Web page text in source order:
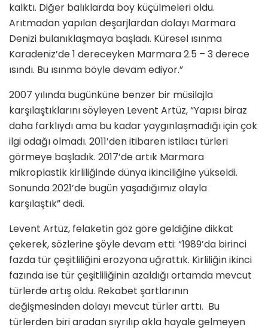
kalktı. Diğer balıklarda boy küçülmeleri oldu.
Arıtmadan yapılan deşarjlardan dolayı Marmara
Denizi bulanıklaşmaya başladı. Küresel ısınma
Karadeniz’de 1 dereceyken Marmara 2.5 – 3 derece
ısındı. Bu ısınma böyle devam ediyor.”
2007 yılında bugünküne benzer bir müsilajla
karşılaştıklarını söyleyen Levent Artüz, “Yapısı biraz
daha farklıydı ama bu kadar yaygınlaşmadığı için çok
ilgi odağı olmadı. 2011’den itibaren istilacı türleri
görmeye başladık. 2017’de artık Marmara
mikroplastik kirliliğinde dünya ikinciliğine yükseldi.
Sonunda 2021’de bugün yaşadığımız olayla
karşılaştık” dedi.
Levent Artüz, felaketin göz göre geldiğine dikkat
çekerek, sözlerine şöyle devam etti: “1989’da birinci
fazda tür çeşitliliğini erozyona uğrattık. Kirliliğin ikinci
fazında ise tür çeşitliliğinin azaldığı ortamda mevcut
türlerde artış oldu. Rekabet şartlarının
değişmesinden dolayı mevcut türler arttı. Bu
türlerden biri aradan sıyrılıp akla hayale gelmeyen